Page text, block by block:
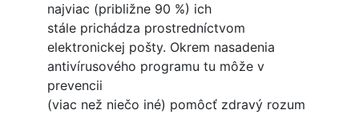
najviac (približne 90 %) ich
stále prichádza prostredníctvom
elektronickej pošty. Okrem nasadenia
antivírusového programu tu môže v
prevencii
(viac než niečo iné) pomôcť zdravý rozum